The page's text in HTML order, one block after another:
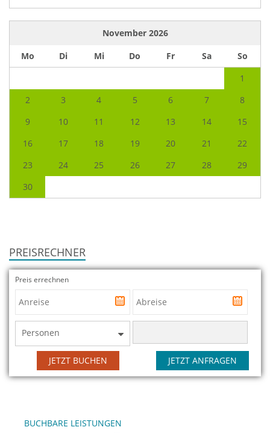
November 2026
Mo
Di Mi Do Fr Sa
So
1
2
3 4 5 6 7
8
9
10 11 12 13 14
15
16
17 18 19 20 21
22
23
24 25 26 27 28
29
30
PREISRECHNER
Preis errechnen
Personen
JETZT ANFRAGEN
JETZT BUCHEN
BUCHBARE LEISTUNGEN